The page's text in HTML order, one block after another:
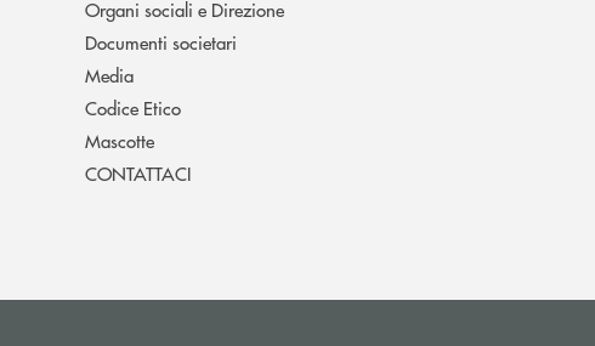
Organi sociali e Direzione
Documenti societari
Media
Codice Etico
Mascotte
CONTATTACI